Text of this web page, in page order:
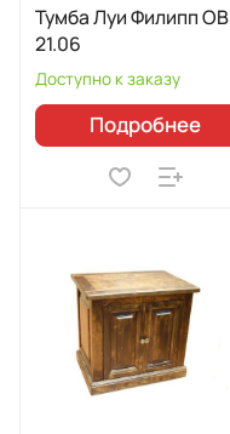
Тумба Луи Филипп ОВ
21.06
Доступно к заказу
Подробнее